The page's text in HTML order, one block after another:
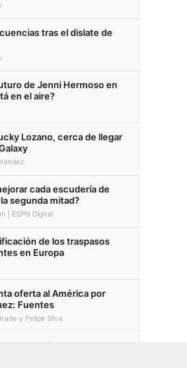
tras el dislate de
de Jenni Hermoso en
en el aire?
Lozano, cerca de llegar
cada escudería de
segunda mitad?
| ESPN Digital
de los traspasos
en Europa
oferta al América por
Fuentes
y Felipe Silva